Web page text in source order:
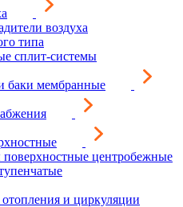
воздуха
типа
сплит-системы
баки мембранные
центробежные
и циркуляции